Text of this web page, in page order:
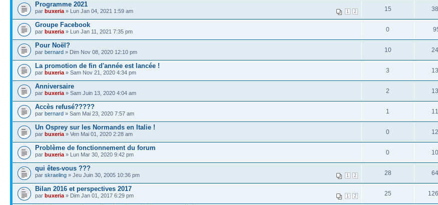
Programme 2021
1 2
par buxeria » Lun Jan 04, 2021 1:59 am 15
Groupe Facebook
par buxeria » Lun Jan 11, 2021 7:35 pm 0
Pour Noël?
par bernard » Dim Nov 08, 2020 12:10 pm 10
La promotion de fin d'année est lancée !
par buxeria » Sam Nov 21, 2020 4:34 pm 3
Anniversaire
par buxeria » Sam Juin 13, 2020 4:04 am 2
Accès refusé?????
par bernard » Sam Mai 23, 2020 7:57 am 1
Un Osprey sur les Normands en Italie !
par buxeria » Ven Mai 01, 2020 2:28 am 0
Problème de fonctionnement du forum
par buxeria » Lun Mar 30, 2020 9:42 pm 0
qui êtes-vous ???
1 2
par skraeling » Jeu Juin 30, 2005 10:36 pm 28
Bilan 2016 et perspectives 2017
1 2
par buxeria » Dim Jan 01, 2017 6:29 pm 25